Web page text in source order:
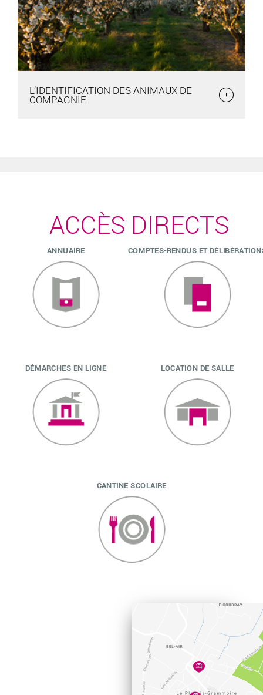
L’IDENTIFICATION DES ANIMAUX DE
COMPAGNIE
ACCÈS DIRECTS
ANNUAIRE COMPTES-RENDUS ET
DÉMARCHES EN LIGNE LOCATION DE SALLE
CANTINE SCOLAIRE